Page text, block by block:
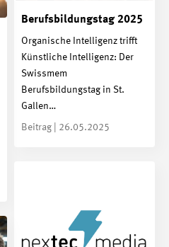
Berufsbildungs­tag 2025
Organische Intelligenz trifft
Künstliche Intelligenz: Der
Swissmem
Berufsbildungstag in St.
Gallen…
Beitrag | 26.05.2025